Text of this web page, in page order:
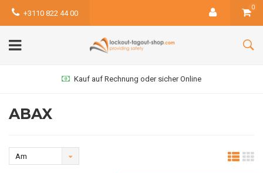
+3110 822 44 00
0
Kauf auf Rechnung oder sicher Online
ABAX
Am